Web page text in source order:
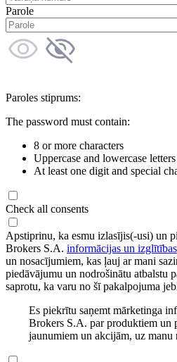
Parole
Paroles stiprums:
The password must contain:
8 or more characters
Uppercase and lowercase letters
At least one digit and special
Check all consents
Apstiprinu, ka esmu izlasījis(-usi) un
Brokers S.A. informācijas un izglītības
un nosacījumiem, kas ļauj ar mani
piedāvājumu un nodrošinātu atbalstu
saprotu, ka varu no šī pakalpojuma
Es piekrītu saņemt mārketinga
Brokers S.A. par produktiem un
jaunumiem un akcijām, uz